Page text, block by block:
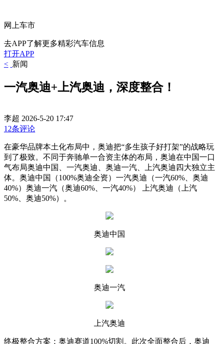
网上车市
去APP了解更多精彩汽车信息
打开APP
< 新闻
一汽奥迪+上汽奥迪，深度整合！
李超 2026-5-20 17:47
12条评论
在豪华品牌本土化布局中，奥迪把“多生孩子好打架”的战略玩
到了极致。不同于奔驰单一合资主体的布局，奥迪在中国一口
气布局奥迪中国、一汽奥迪、奥迪一汽、上汽奥迪四大独立主
体。奥迪中国（100%奥迪全资）一汽奥迪（一汽60%、奥迪
40%）奥迪一汽（奥迪60%、一汽40%） 上汽奥迪（上汽
50%、奥迪50%）。
奥迪中国
奥迪一汽
上汽奥迪
终极整合方案：奥迪赛道100%切割。此次全面整合后，奥迪